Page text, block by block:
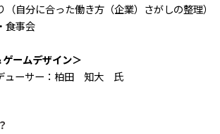
自分に合った働き方（企業）さがしの整理）
食事会
ームデザイン＞
ューサー：柏田 知大 氏